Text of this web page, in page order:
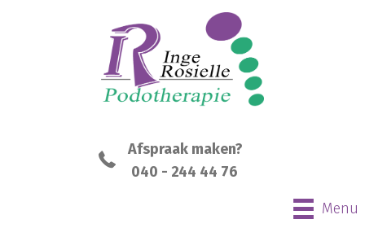
Afspraak maken?
040 - 244 44 76
Menu